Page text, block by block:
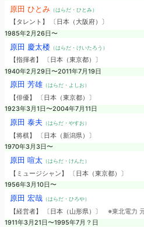
原田 ひとみ（はらだ・ひとみ）
【タレント】 〔日本（大阪府）〕
1985年2月26日〜
原田 慶太楼（はらだ・けいたろう）
【指揮者】 〔日本（東京都）〕
1940年2月29日〜2011年7月19日
原田 芳雄（はらだ・よしお）
【俳優】 〔日本（東京都）〕
1923年3月1日〜2004年7月11日
原田 泰夫 （はらだ・やすお）
【将棋】 〔日本（新潟県）〕
1970年3月3日〜
原田 喧太（はらだ・けんた）
【ミュージシャン】 〔日本（東京都）〕
1956年3月10日〜
原田 宏哉（はらだ・ひろや）
【経営者】 〔日本（山形県）〕 ※東北電力
1911年3月21日〜1995年7月？日